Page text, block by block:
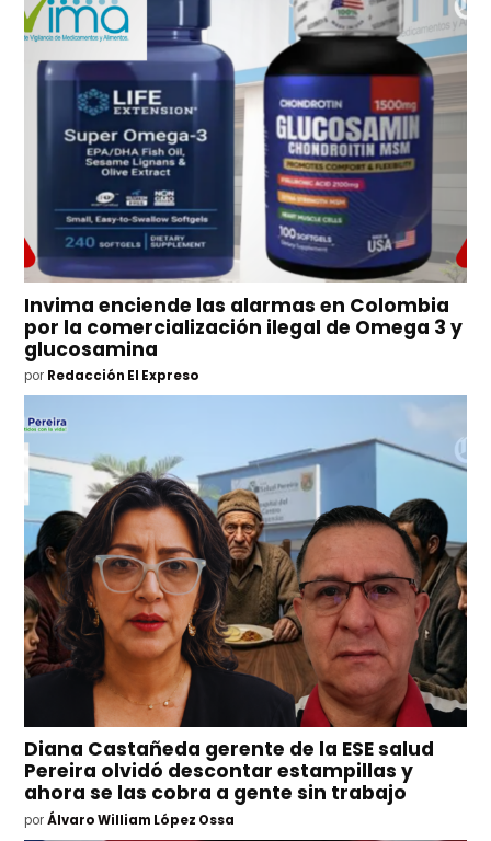
Invima enciende las alarmas en Colombia
por la comercialización ilegal de Omega 3 y
glucosamina
por Redacción El Expreso
Diana Castañeda gerente de la ESE salud
Pereira olvidó descontar estampillas y
ahora se las cobra a gente sin trabajo
por Álvaro William López Ossa